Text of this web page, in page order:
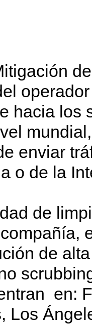
hacia los
enviar
o de la
de
de
en:
Los